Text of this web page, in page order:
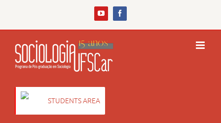
YouTubeFacebook
STUDENTS AREA